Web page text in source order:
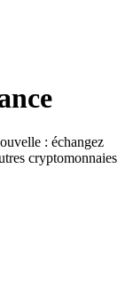
: échangez
cryptomonnaies